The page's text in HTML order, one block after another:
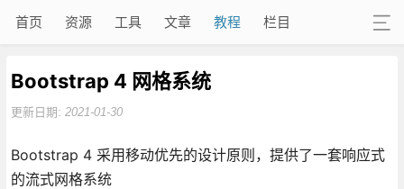
首页 资源 工具 文章 教程 栏目
Bootstrap 4 网格系统
更新日期: 2021-01-30
Bootstrap 4 采用移动优先的设计原则，提供了一套响应式
的流式网格系统